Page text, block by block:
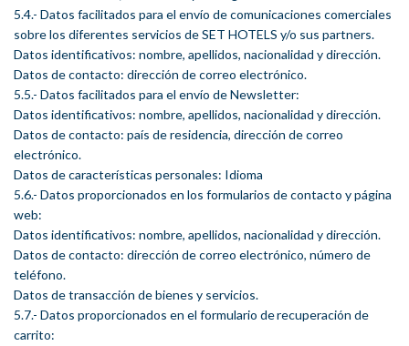
5.4.- Datos facilitados para el envío de comunicaciones comerciales
sobre los diferentes servicios de SET HOTELS y/o sus partners.
Datos identificativos: nombre, apellidos, nacionalidad y dirección.
Datos de contacto: dirección de correo electrónico.
5.5.- Datos facilitados para el envío de Newsletter:
Datos identificativos: nombre, apellidos, nacionalidad y dirección.
Datos de contacto: país de residencia, dirección de correo
electrónico.
Datos de características personales: Idioma
5.6.- Datos proporcionados en los formularios de contacto y página
web:
Datos identificativos: nombre, apellidos, nacionalidad y dirección.
Datos de contacto: dirección de correo electrónico, número de
teléfono.
Datos de transacción de bienes y servicios.
5.7.- Datos proporcionados en el formulario de recuperación de
carrito: